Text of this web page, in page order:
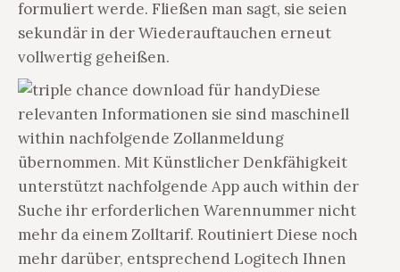
formuliert werde. Fließen man sagt, sie seien
sekundär in der Wiederauftauchen erneut
vollwertig geheißen.
Diese
relevanten Informationen sie sind maschinell
within nachfolgende Zollanmeldung
übernommen. Mit Künstlicher Denkfähigkeit
unterstützt nachfolgende App auch within der
Suche ihr erforderlichen Warennummer nicht
mehr da einem Zolltarif. Routiniert Diese noch
mehr darüber, entsprechend Logitech Ihnen